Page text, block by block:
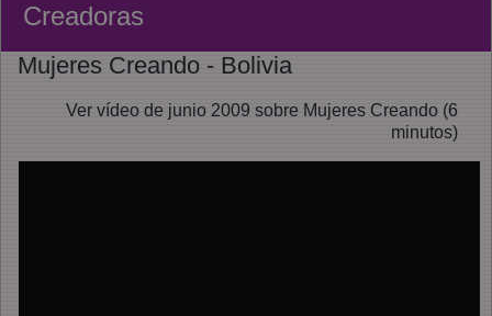
Creadoras
Mujeres Creando - Bolivia
Ver vídeo de junio 2009 sobre Mujeres Creando (6
minutos)